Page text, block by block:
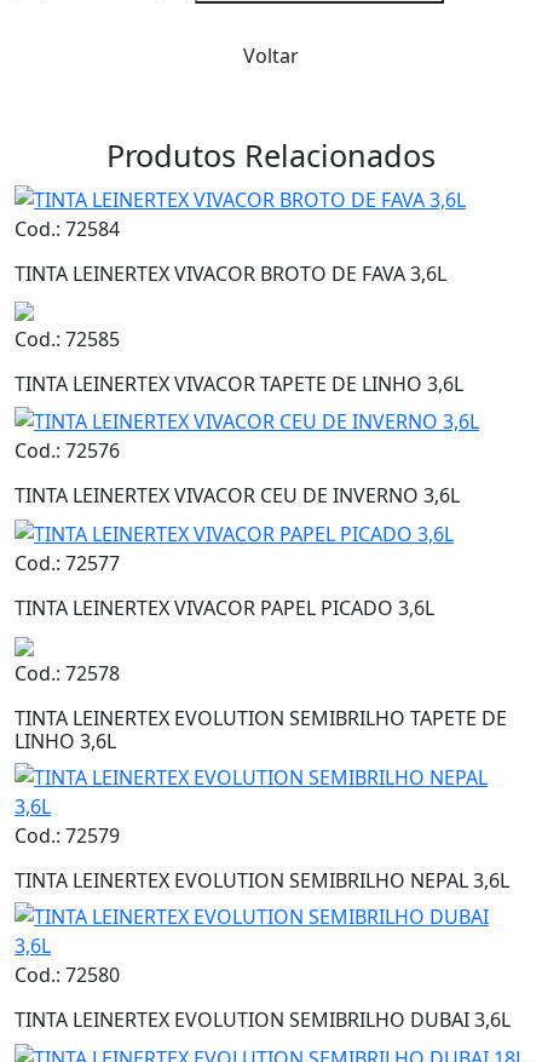
Voltar
Produtos Relacionados
Cod.: 72584
TINTA LEINERTEX VIVACOR BROTO DE FAVA 3,6L
Cod.: 72585
TINTA LEINERTEX VIVACOR TAPETE DE LINHO 3,6L
Cod.: 72576
TINTA LEINERTEX VIVACOR CEU DE INVERNO 3,6L
Cod.: 72577
TINTA LEINERTEX VIVACOR PAPEL PICADO 3,6L
Cod.: 72578
TINTA LEINERTEX EVOLUTION SEMIBRILHO TAPETE DE
LINHO 3,6L
Cod.: 72579
TINTA LEINERTEX EVOLUTION SEMIBRILHO NEPAL 3,6L
Cod.: 72580
TINTA LEINERTEX EVOLUTION SEMIBRILHO DUBAI 3,6L